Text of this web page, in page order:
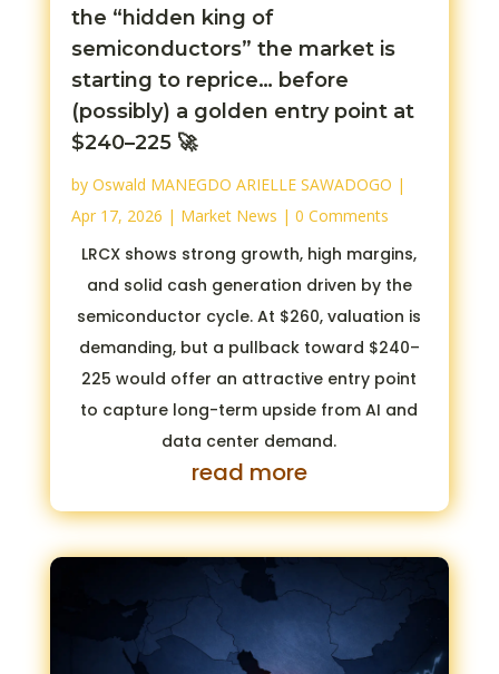
the “hidden king of
semiconductors” the market is
starting to reprice… before
(possibly) a golden entry point at
$240–225 🚀
by Oswald MANEGDO ARIELLE SAWADOGO |
Apr 17, 2026 | Market News | 0 Comments
LRCX shows strong growth, high margins,
and solid cash generation driven by the
semiconductor cycle. At $260, valuation is
demanding, but a pullback toward $240–
225 would offer an attractive entry point
to capture long-term upside from AI and
data center demand.
read more